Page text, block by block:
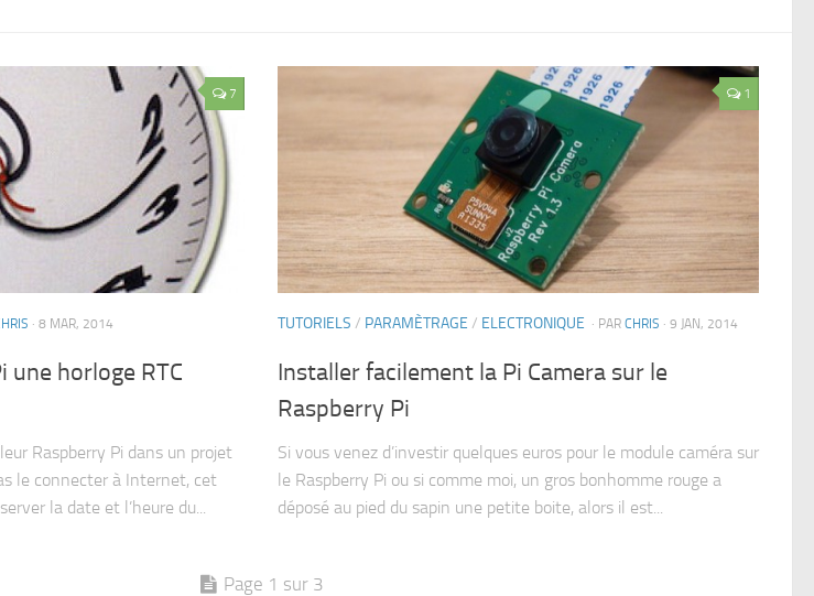
7
· 8 MAR, 2014
une horloge RTC
Raspberry Pi dans un projet
le connecter à Internet, cet
la date et l’heure du...
1
TUTORIELS / PARAMÈTRAGE / ELECTRONIQUE · PAR CHRIS · 9 JAN, 2014
Installer facilement la Pi Camera sur le
Raspberry Pi
Si vous venez d’investir quelques euros pour le module caméra sur
le Raspberry Pi ou si comme moi, un gros bonhomme rouge a
déposé au pied du sapin une petite boite, alors il est...
Page 1 sur 3